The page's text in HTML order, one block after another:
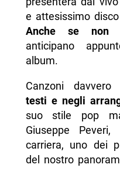
e attesissimo
Anche se non
anticipano
album.
Canzoni
testi e negli
suo stile pop
Giuseppe
carriera, uno dei
del nostro